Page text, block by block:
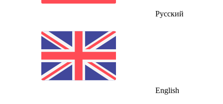
Русский
English